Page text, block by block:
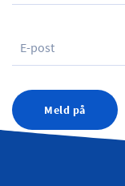
Meld på